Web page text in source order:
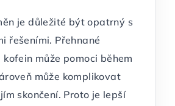
je důležité být opatrný s
řešeními. Přehnané
může pomoci během
může komplikovat
skončení. Proto je lepší